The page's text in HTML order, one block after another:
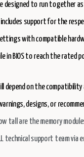
designed to run together
includes support for the
with compatible
in BIOS to reach the
depend on the
designs, or
tall are the memory
technical support team via